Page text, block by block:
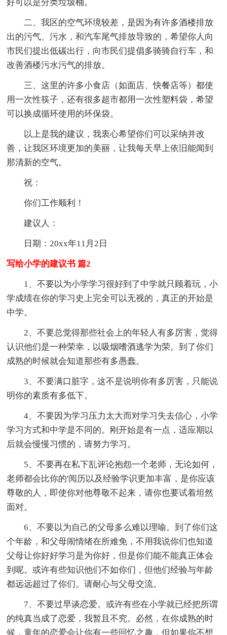
好可以是分类垃圾桶。
二、我区的空气环境较差，是因为有许多酒楼排放
出的污气、污水，和汽车尾气排放导致的，希望你人向
市民们提出低碳出行，向市民们提倡多骑骑自行车，和
改善酒楼污水污气的排放。
三、这里的许多小食店（如面店、快餐店等）都使
用一次性筷子，还有很多超市都用一次性塑料袋，希望
可以换成循环使用的环保袋。
以上是我的建议，我衷心希望你们可以采纳并改
善，让我区环境更加的美丽，让我每天早上依旧能闻到
那清新的空气。
祝：
你们工作顺利！
建议人：
日期：20xx年11月2日
写给小学的建议书 篇2
1、不要以为小学学习很好到了中学就只顾着玩，小
学成绩在你的学习史上完全可以无视的，真正的开始是
中学。
2、不要总觉得那些社会上的年轻人有多厉害，觉得
认识他们是一种荣幸，以吸烟嗜酒逃学为荣。到了你们
成熟的时候就会知道那些有多愚蠢。
3、不要满口脏字，这不是说明你有多厉害，只能说
明你的素质有多低下。
4、不要因为学习压力太大而对学习失去信心，小学
学习方式和中学是不同的。刚开始是有一点，适应期以
后就会慢慢习惯的，请努力学习。
5、不要再在私下乱评论抱怨一个老师，无论如何，
老师都会比你的'阅历以及经验学识更加丰富，是你应该
尊敬的人，即使你对他尊敬不起来，请你也要试着坦然
面对。
6、不要以为自己的父母多么难以理喻。到了你们这
个年龄，和父母闹情绪在所难免，不用我说你们也知道
父母让你好好学习是为你好，但是你们能不能真正体会
到呢。或许有些知识他们不如你们，但他们经验与年龄
都远远超过了你们。请耐心与父母交流。
7、不要过早谈恋爱。或许有些在小学就已经把所谓
的纯真当成了恋爱，我暂且不究。必然，在你成熟的时
候，童年的恋爱会让你有一些回忆之趣，但如果你不想